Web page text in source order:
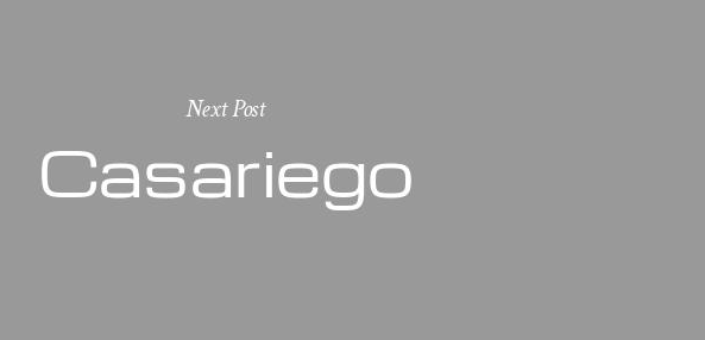
Next Post
Casariego